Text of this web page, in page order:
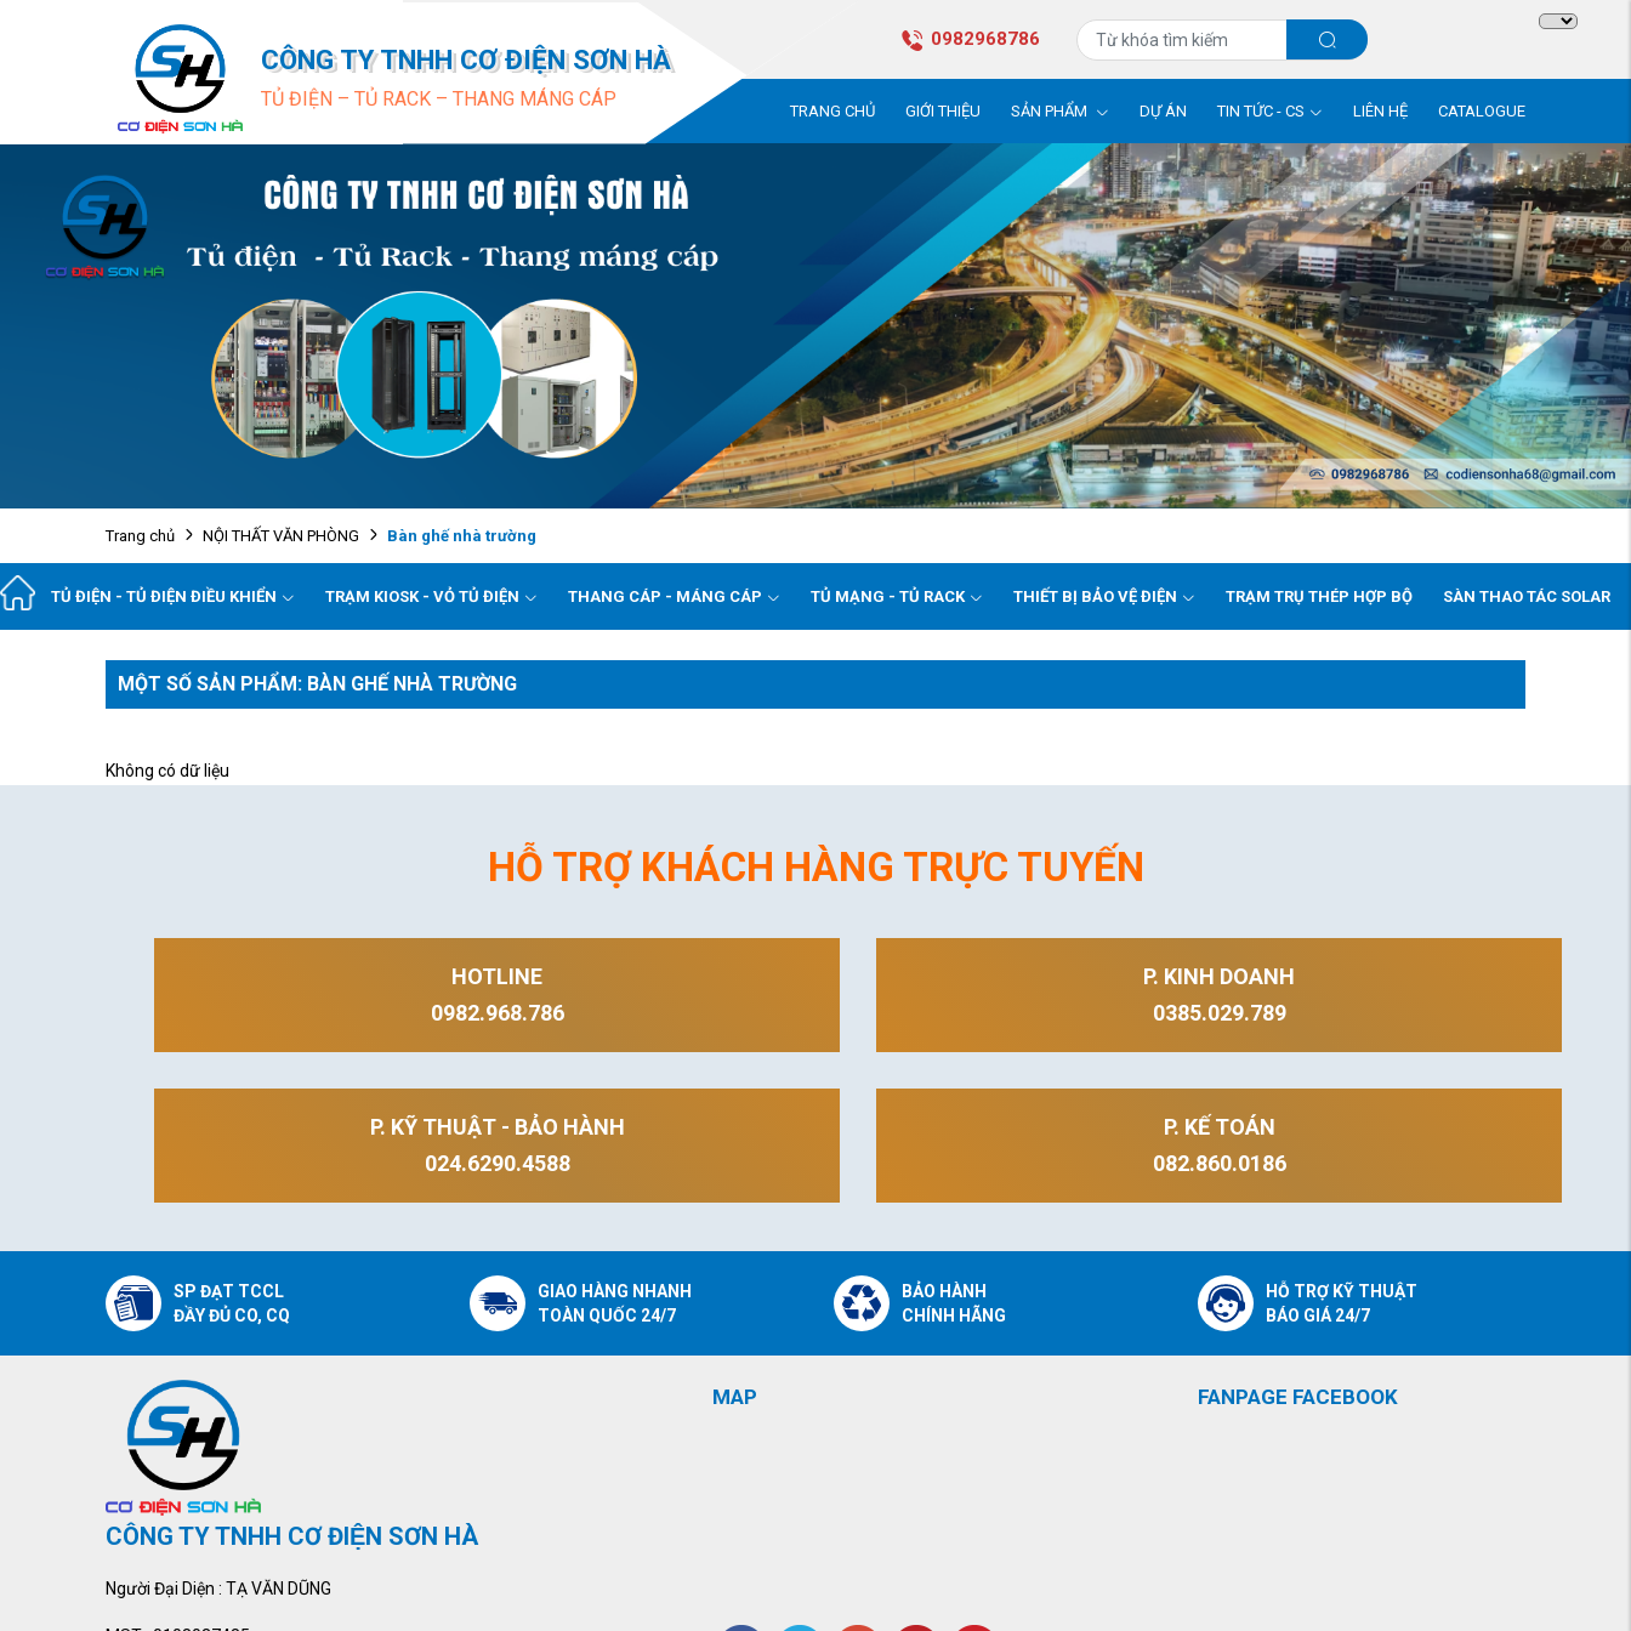
CÔNG TY TNHH CƠ ĐIỆN SƠN HÀ
TỦ ĐIỆN – TỦ RACK – THANG MÁNG CÁP
0982968786
TRANG CHỦ GIỚI THIỆU SẢN PHẨM DỰ ÁN TIN TỨC - CS LIÊN HỆ CATALOGUE
Trang chủ NỘI THẤT VĂN PHÒNG Bàn ghế nhà trường
TỦ ĐIỆN - TỦ ĐIỆN ĐIỀU KHIỂN TRẠM KIOSK - VỎ TỦ ĐIỆN THANG CÁP - MÁNG CÁP TỦ MẠNG - TỦ RACK THIẾT BỊ BẢO VỆ ĐIỆN TRẠM TRỤ THÉP HỢP BỘ SÀN THAO TÁC SOLAR
MỘT SỐ SẢN PHẨM: BÀN GHẾ NHÀ TRƯỜNG
Không có dữ liệu
HỖ TRỢ KHÁCH HÀNG TRỰC TUYẾN
HOTLINE
0982.968.786
P. KINH DOANH
0385.029.789
P. KỸ THUẬT - BẢO HÀNH
024.6290.4588
P. KẾ TOÁN
082.860.0186
SP ĐẠT TCCL
ĐẦY ĐỦ CO, CQ
GIAO HÀNG NHANH
TOÀN QUỐC 24/7
BẢO HÀNH
CHÍNH HÃNG
HỖ TRỢ KỸ THUẬT
BÁO GIÁ 24/7
CÔNG TY TNHH CƠ ĐIỆN SƠN HÀ
Người Đại Diện : TẠ VĂN DŨNG
MAP FANPAGE FACEBOOK